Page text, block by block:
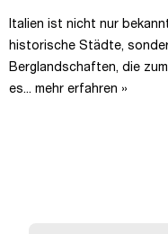
Italien ist nicht nur
historische Städte,
Berglandschaften, die
es... mehr erfahren »